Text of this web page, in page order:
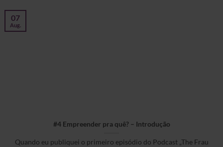
#4 Empreender pra quê? – Introdução
Quando eu publiquei o primeiro episódio do Podcast „The Frau
07
Aug.